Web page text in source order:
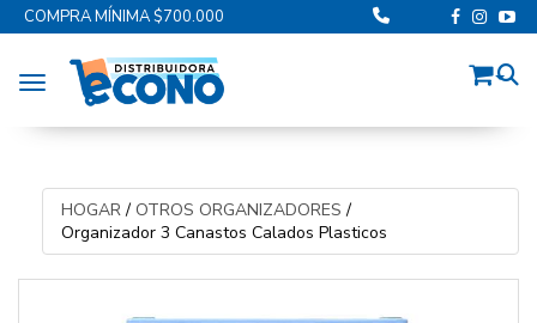
COMPRA MÍNIMA $700.000
Toggle navigation
HOGAR/ OTROS ORGANIZADORES /
Organizador 3 Canastos Calados Plasticos